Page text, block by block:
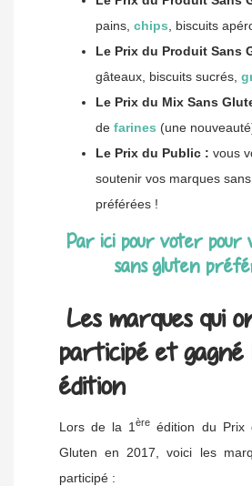
pains, chips , biscuits
Le Prix du Produit Sans
gâteaux, biscuits sucrés,
Le Prix du Mix Sans
de farines (une
Le Prix du Public : vous
soutenir vos marques
préférées !
Par ici pour voter pour
sans gluten
Les marques qui
participé et gagné
édition
Lors de la 1ère édition du Prix
Gluten en 2017, voici les
participé :